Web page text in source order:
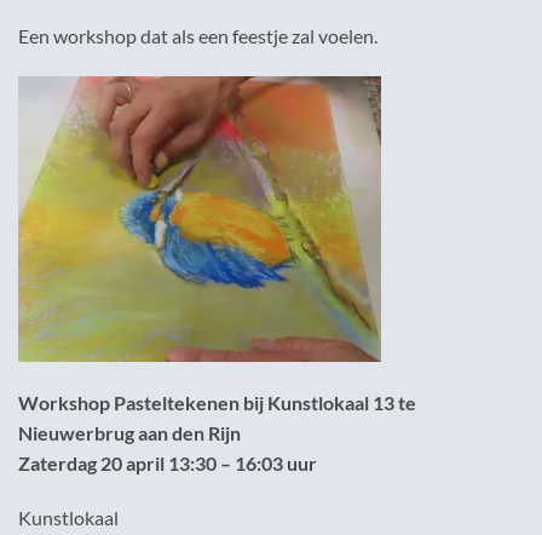
Een workshop dat als een feestje zal voelen.
Workshop Pasteltekenen bij Kunstlokaal 13 te
Nieuwerbrug aan den Rijn
Zaterdag 20 april 13:30 – 16:03 uur
Kunstlokaal